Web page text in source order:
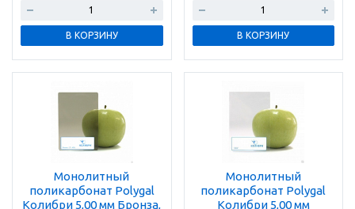
В КОРЗИНУ В КОРЗИНУ
Монолитный
поликарбонат Polygal
Колибри 5,00 мм Бронза,
Монолитный
поликарбонат Polygal
Колибри 5,00 мм